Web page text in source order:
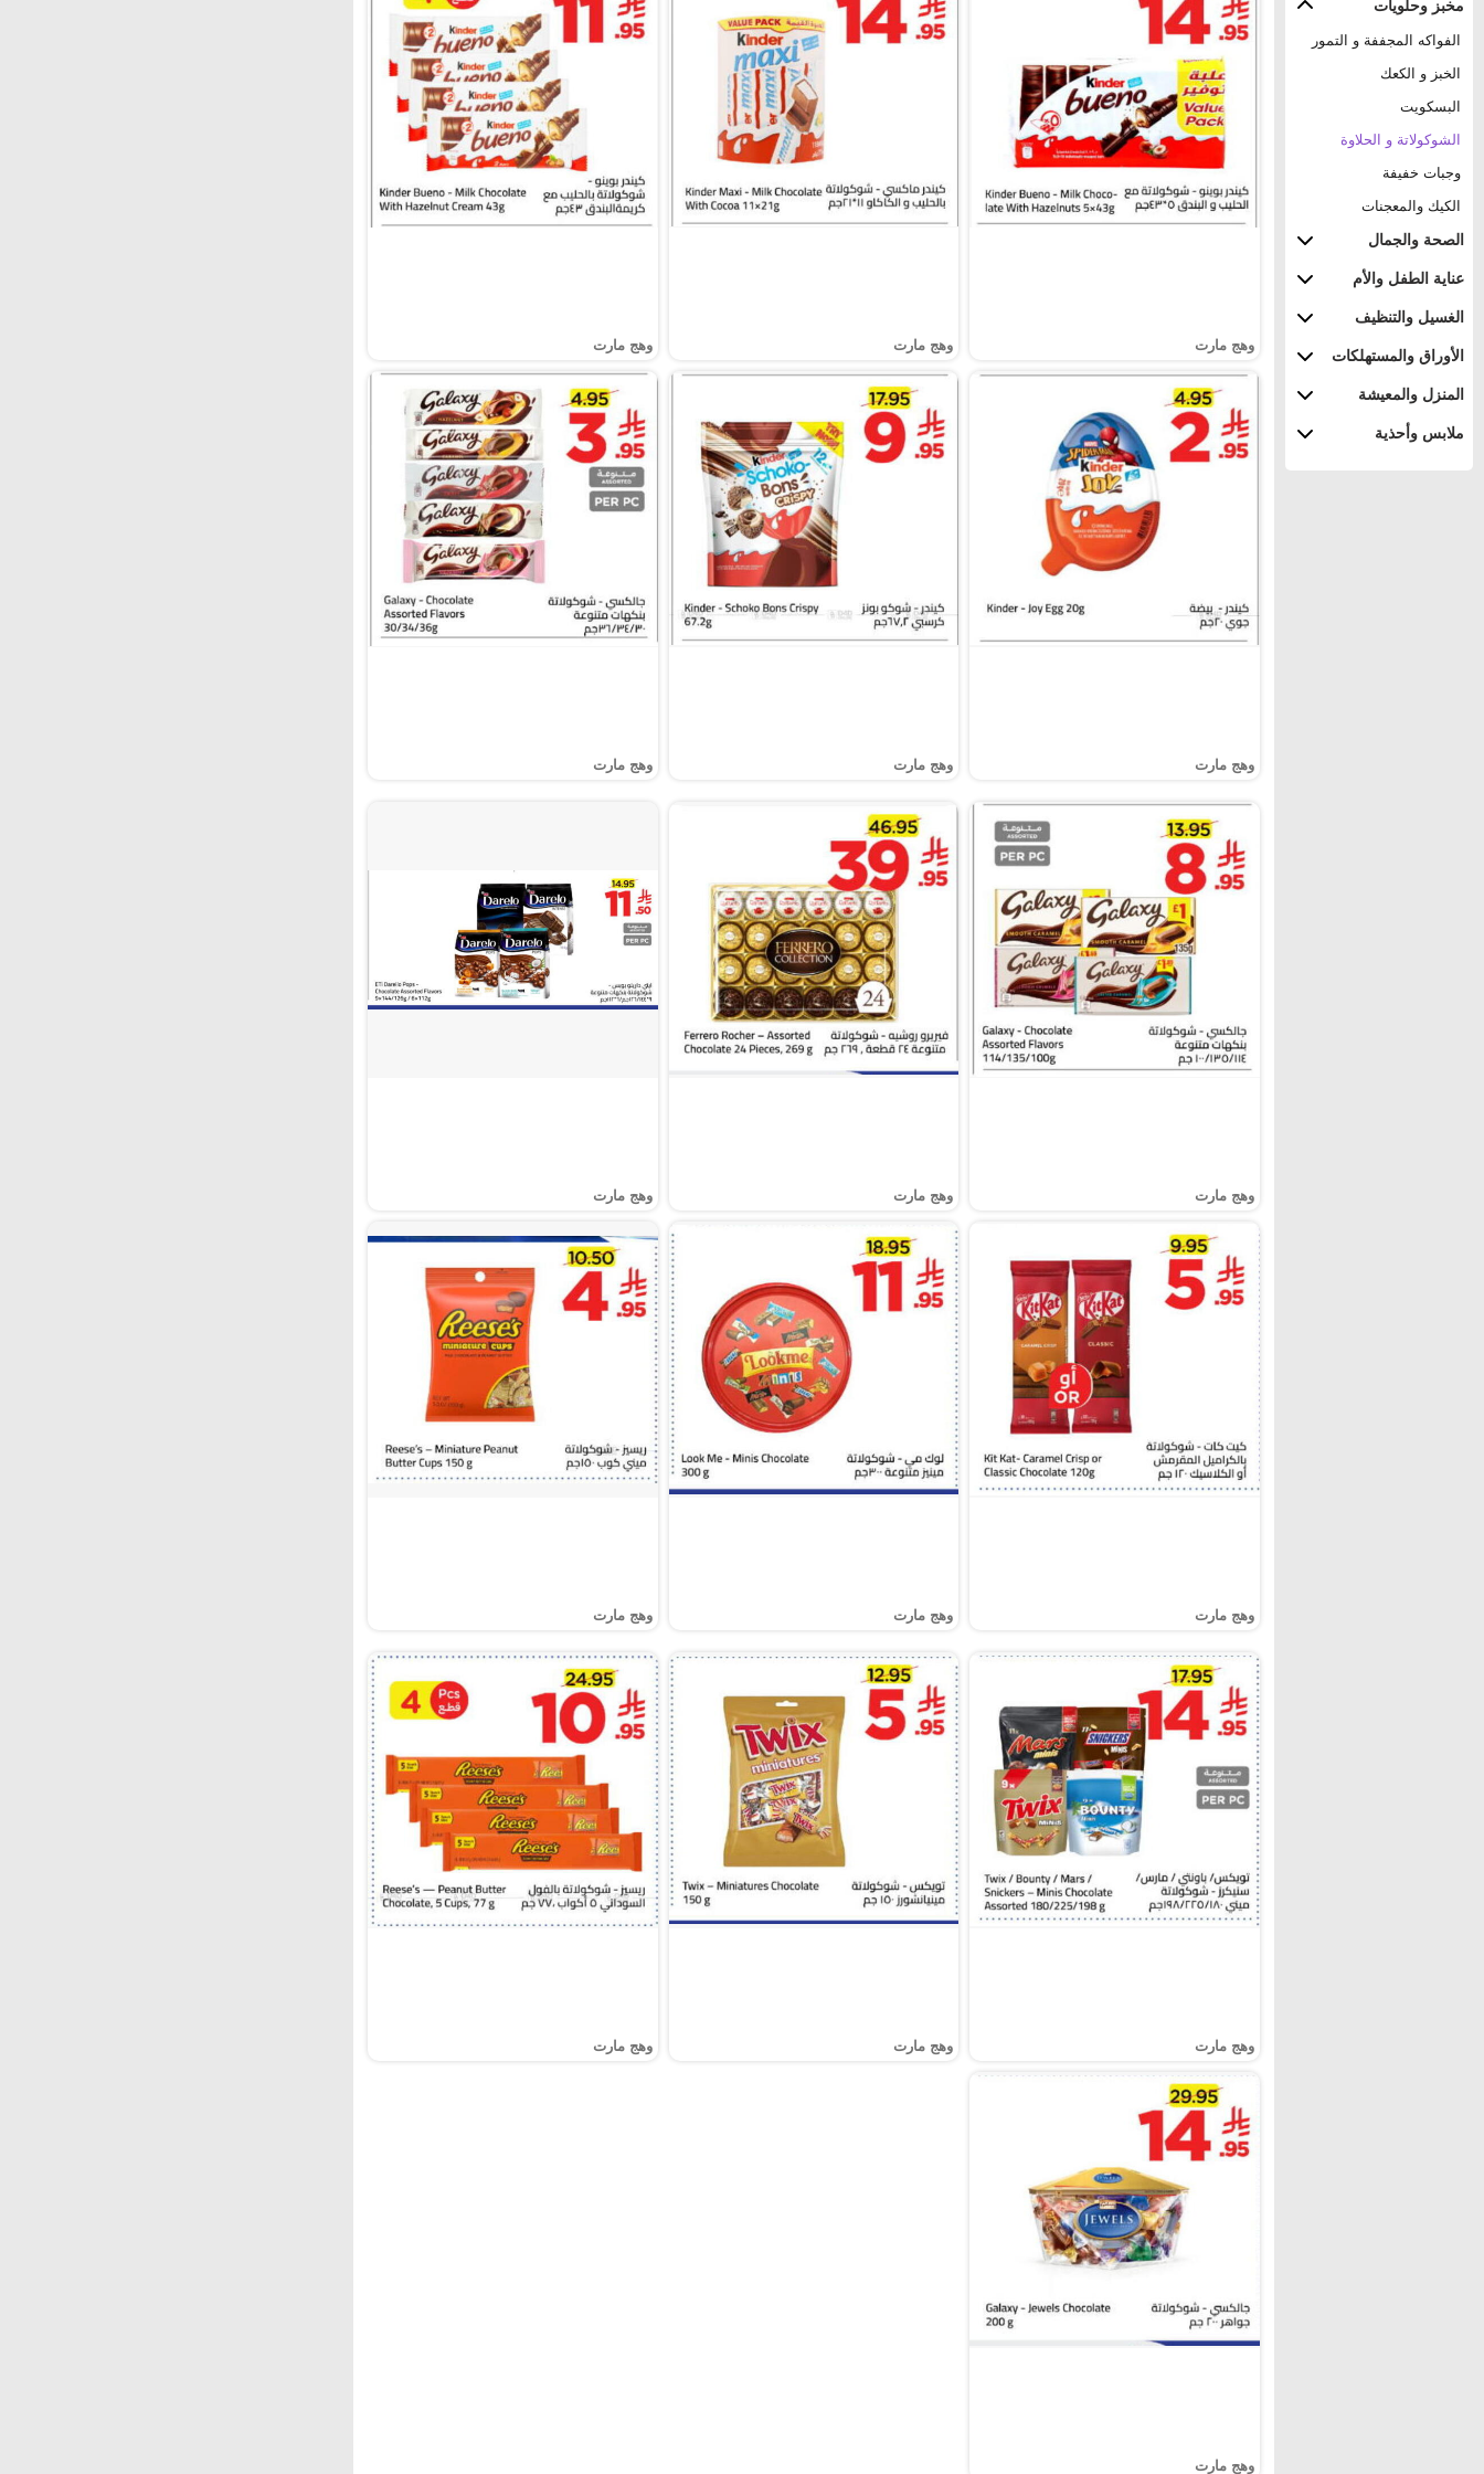
مخبز وحلويات
الفواكه المجففة و التمور
الخبز و الكعك
البسكويت
الشوكولاتة و الحلاوة
وجبات خفيفة
الكيك والمعجنات
الصحة والجمال
عناية الطفل والأم
الغسيل والتنظيف
الأوراق والمستهلكات
المنزل والمعيشة
ملابس وأحذية
وهج مارت وهج مارت وهج مارت
وهج مارت وهج مارت وهج مارت
وهج مارت وهج مارت وهج مارت
وهج مارت وهج مارت وهج مارت
وهج مارت وهج مارت وهج مارت
وهج مارت